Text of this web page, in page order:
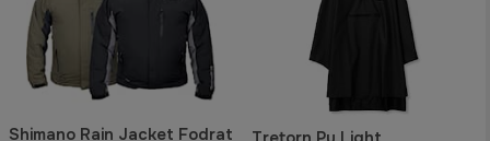
Shimano Rain Jacket Fodrat